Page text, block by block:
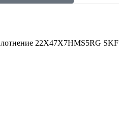
22X47X7HMS5RG SKF